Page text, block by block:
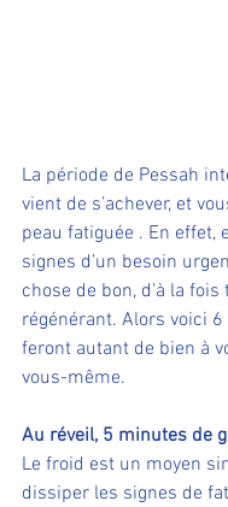
La période de Pessah
vient de s’achever, et
peau fatiguée . En effet,
signes d’un besoin
chose de bon, d’à la
régénérant. Alors voici
feront autant de bien à
vous-même.
Au réveil, 5 minutes de
Le froid est un moyen
dissiper les signes de